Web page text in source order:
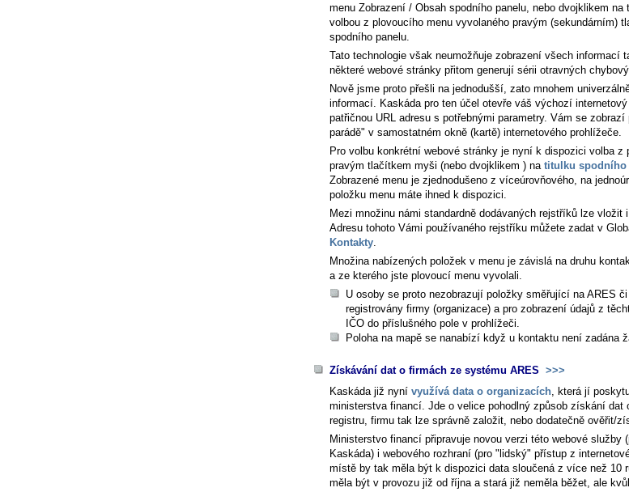
menu Zobrazení / Obsah spodního panelu, nebo dvojklikem na
volbou z plovoucího menu vyvolaného pravým (sekundárním)
spodního panelu.
Tato technologie však neumožňuje zobrazení všech informací
některé webové stránky přitom generují sérii otravných
Nově jsme proto přešli na jednodušší, zato mnohem
informací. Kaskáda pro ten účel otevře váš výchozí
patřičnou URL adresu s potřebnými parametry. Vám se
parádě" v samostatném okně (kartě) internetového prohlížeče.
Pro volbu konkrétní webové stránky je nyní k dispozici volba z
pravým tlačítkem myši (nebo dvojklikem ) na titulku spodního
Zobrazené menu je zjednodušeno z víceúrovňového, na
položku menu máte ihned k dispozici.
Mezi množinu námi standardně dodávaných rejstříků lze vložit
Adresu tohoto Vámi používaného rejstříku můžete zadat v
Kontakty
Množina nabízených položek v menu je závislá na druhu
a ze kterého jste plovoucí menu vyvolali.
U osoby se proto nezobrazují položky směřující na ARES
registrovány firmy (organizace) a pro zobrazení údajů z
IČO do příslušného pole v prohlížeči.
Poloha na mapě se nanabízí když u kontaktu není zadána
Získávání dat o firmách ze systému ARES >>>
Kaskáda již nyní využívá data o organizacích , která jí
ministerstva financí. Jde o velice pohodlný způsob získání dat
registru, firmu tak lze správně založit, nebo dodatečně ověřit/
Ministerstvo financí připravuje novou verzi této webové služby
Kaskáda) i webového rozhraní (pro "lidský" přístup z
místě by tak měla být k dispozici data sloučená z více než 10
měla být v provozu již od října a stará již neměla běžet, ale